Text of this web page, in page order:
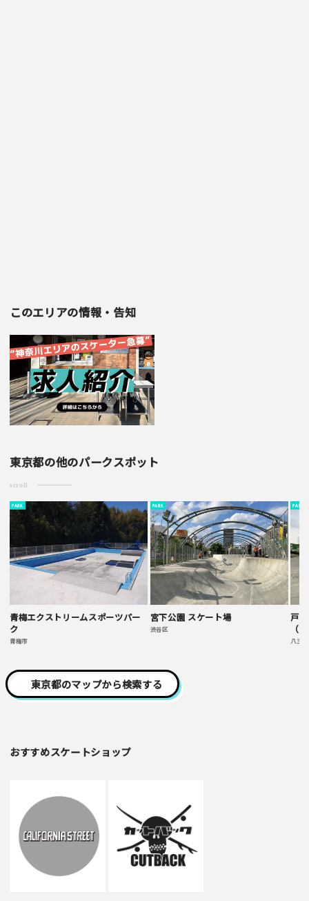
このエリアの情報・告知
東京都の他のパークスポット
scroll
PARK
青梅エクストリームスポーツパー
ク
青梅市
PARK
宮下公園 スケート場
渋谷区
PARK
戸
（
八王
東京都のマップから検索する
おすすめスケートショップ